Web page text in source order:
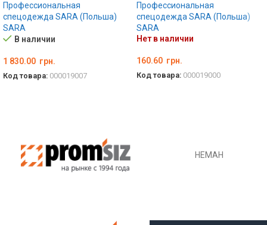
Профессиональная
спецодежда SARA (Польша)
SARA
В наличии
1 830.00 грн.
Код товара: 000019007
Профессиональная
спецодежда SARA (Польша)
SARA
Нет в наличии
160.60 грн.
Код товара: 000019000
НЕМАН